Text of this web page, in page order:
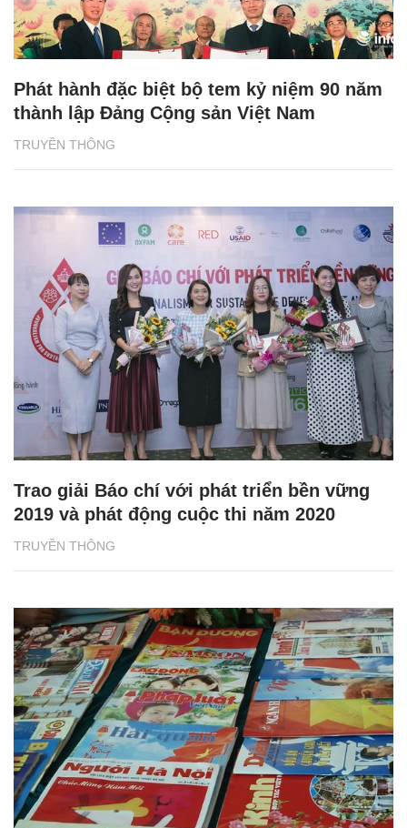
TRUYỀN THÔNG
Phát hành đặc biệt bộ tem kỷ niệm 90 năm
thành lập Đảng Cộng sản Việt Nam
TRUYỀN THÔNG
Trao giải Báo chí với phát triển bền vững
2019 và phát động cuộc thi năm 2020